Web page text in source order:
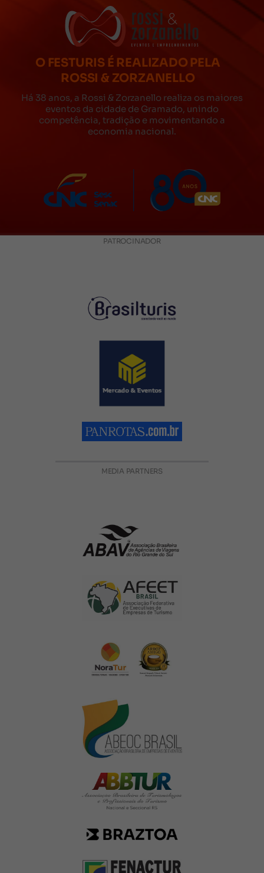
O FESTURIS É REALIZADO PELA
ROSSI & ZORZANELLO
Há 38 anos, a Rossi & Zorzanello realiza os maiores
eventos da cidade de Gramado, unindo
competência, tradição e movimentando a
economia nacional.
PATROCINADOR
MEDIA PARTNERS